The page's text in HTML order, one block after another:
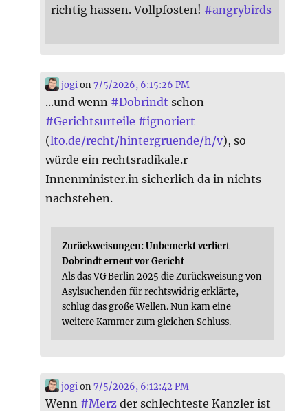
richtig hassen. Vollpfosten! #angrybirds
jogi on7/5/2026, 6:15:26 PM
...und wenn #Dobrindt schon
#Gerichtsurteile #ignoriert
(lto.de/recht/hintergruende/h/v), so
würde ein rechtsradikale.r
Innenminister.in sicherlich da in nichts
nachstehen.
Zurückweisungen: Unbemerkt verliert
Dobrindt erneut vor Gericht
Als das VG Berlin 2025 die Zurückweisung von
Asylsuchenden für rechtswidrig erklärte,
schlug das große Wellen. Nun kam eine
weitere Kammer zum gleichen Schluss.
jogi on7/5/2026, 6:12:42 PM
Wenn #Merz der schlechteste Kanzler ist